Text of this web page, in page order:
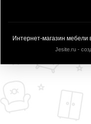
Интернет-магазин мебели
Jesite.ru -